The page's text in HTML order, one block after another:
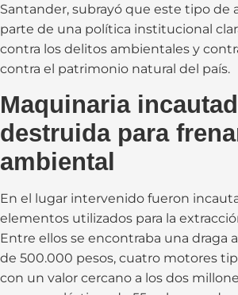
Santander, subrayó que este tipo de
parte de una política institucional
contra los delitos ambientales y
contra el patrimonio natural del país.
Maquinaria
destruida para
ambiental
En el lugar intervenido fueron
elementos utilizados para la
Entre ellos se encontraba una draga
de 500.000 pesos, cuatro motores
con un valor cercano a los dos